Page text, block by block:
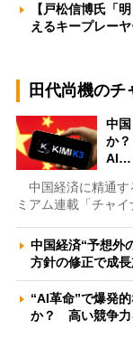
【戸松信博氏「
えるキープレー
田代尚機のチ
中
か
AI…
中国経済に精通す
ミアム連載「チャ
中国経済“予想外
方針の修正で成
“AI革命”で爆発
か？ 高い競争力